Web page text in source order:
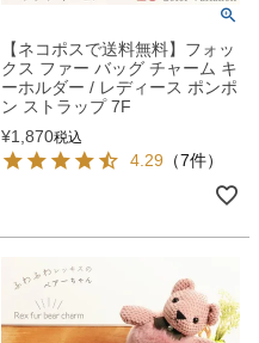
【ネコポスで送料無料】フォッ
クス ファー バッグ チャーム キ
ーホルダー / レディース ポンポ
ン ストラップ 7F
¥1,870税込
4.29 （7件）